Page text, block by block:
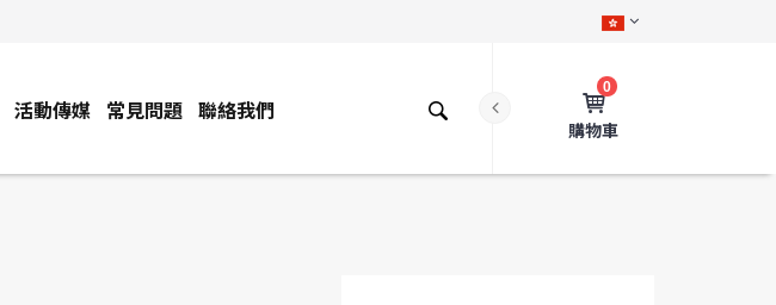
0
購物車
活動傳媒 常見問題 聯絡我們